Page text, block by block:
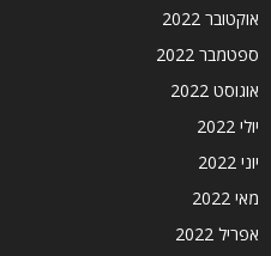
אוקטובר 2022
ספטמבר 2022
אוגוסט 2022
יולי 2022
יוני 2022
מאי 2022
אפריל 2022